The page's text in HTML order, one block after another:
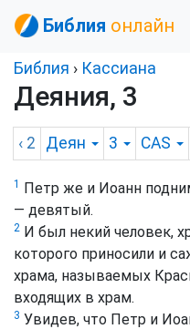
Библия онлайн
Библия › Кассиана
Деяния, 3
‹ 2 Деян 3 CAS
1 Петр же и Иоанн
— девятый.
2 И был некий человек,
которого приносили и
храма, называемых
входящих в храм.
3 Увидев, что Петр и